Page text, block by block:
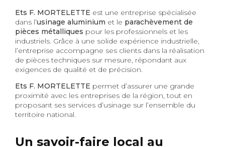
Ets F. MORTELETTE est une entreprise spécialisée
dans l’usinage aluminium et le parachèvement de
pièces métalliques pour les professionnels et les
industriels. Grâce à une solide expérience industrielle,
l’entreprise accompagne ses clients dans la réalisation
de pièces techniques sur mesure, répondant aux
exigences de qualité et de précision.
Ets F. MORTELETTE permet d’assurer une grande
proximité avec les entreprises de la région, tout en
proposant ses services d’usinage sur l’ensemble du
territoire national.
Un savoir-faire local au